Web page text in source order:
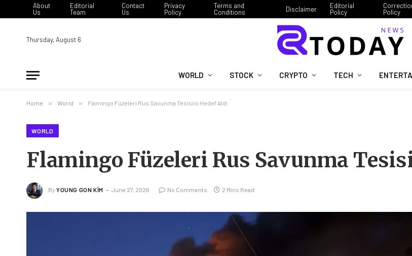
About
Us
Editorial
Team
Contact
Us
Privacy
Policy
Terms and
Conditions
Disclaimer
Editorial
Policy
Policy
Thursday, August 6
WORLD STOCK CRYPTO TECH
Home » World » Flamingo Füzeleri Rus Savunma Tesisini Hedef Aldı
WORLD
Flamingo Füzeleri Rus Savunma
By YOUNG GON KIM June 27, 2026 No Comments 2 Mins Read